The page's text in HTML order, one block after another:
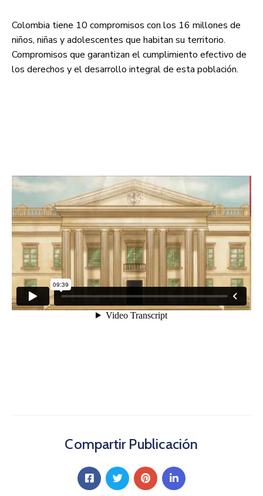
Colombia tiene 10 compromisos con los 16 millones de
niños, niñas y adolescentes que habitan su territorio.
Compromisos que garantizan el cumplimiento efectivo de
los derechos y el desarrollo integral de esta población.
Compartir Publicación